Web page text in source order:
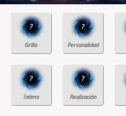
? ?
? ?